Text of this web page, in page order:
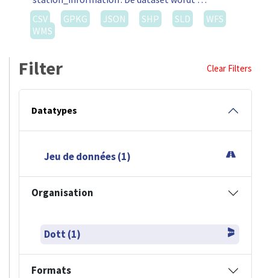
CSV
GPKG JSON SHP SLD
WFS
WMS
Filter Clear Filters
Datatypes
Jeu de données (1)
Organisation
Dott (1)
Formats